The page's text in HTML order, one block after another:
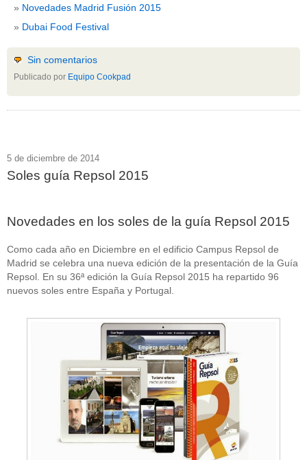
Novedades Madrid Fusión 2015
Dubai Food Festival
Sin comentarios
Publicado por Equipo Cookpad
5 de diciembre de 2014
Soles guía Repsol 2015
Novedades en los soles de la guía Repsol 2015
Como cada año en Diciembre en el edificio Campus Repsol de
Madrid se celebra una nueva edición de la presentación de la Guía
Repsol. En su 36ª edición la Guía Repsol 2015 ha repartido 96
nuevos soles entre España y Portugal.